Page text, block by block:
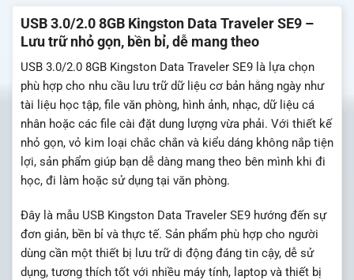
USB 3.0/2.0 8GB Kingston Data Traveler SE9 –
Lưu trữ nhỏ gọn, bền bỉ, dễ mang theo
USB 3.0/2.0 8GB Kingston Data Traveler SE9 là lựa chọn
phù hợp cho nhu cầu lưu trữ dữ liệu cơ bản hằng ngày như
tài liệu học tập, file văn phòng, hình ảnh, nhạc, dữ liệu cá
nhân hoặc các file cài đặt dung lượng vừa phải. Với thiết kế
nhỏ gọn, vỏ kim loại chắc chắn và kiểu dáng không nắp tiện
lợi, sản phẩm giúp bạn dễ dàng mang theo bên mình khi đi
học, đi làm hoặc sử dụng tại văn phòng.
Đây là mẫu USB Kingston Data Traveler SE9 hướng đến sự
đơn giản, bền bỉ và thực tế. Sản phẩm phù hợp cho người
dùng cần một thiết bị lưu trữ di động đáng tin cậy, dễ sử
dụng, tương thích tốt với nhiều máy tính, laptop và thiết bị